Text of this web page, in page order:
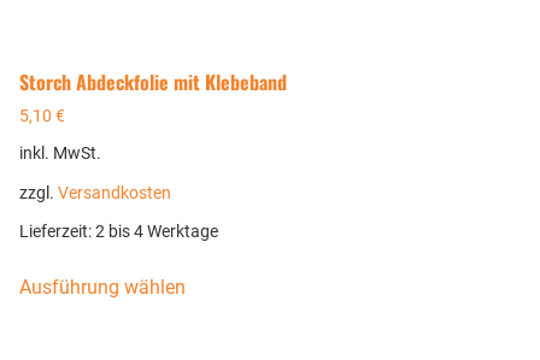
Storch Abdeckfolie mit Klebeband
5,10 €
inkl. MwSt.
zzgl. Versandkosten
Lieferzeit:2 bis 4 Werktage
Ausführung wählen